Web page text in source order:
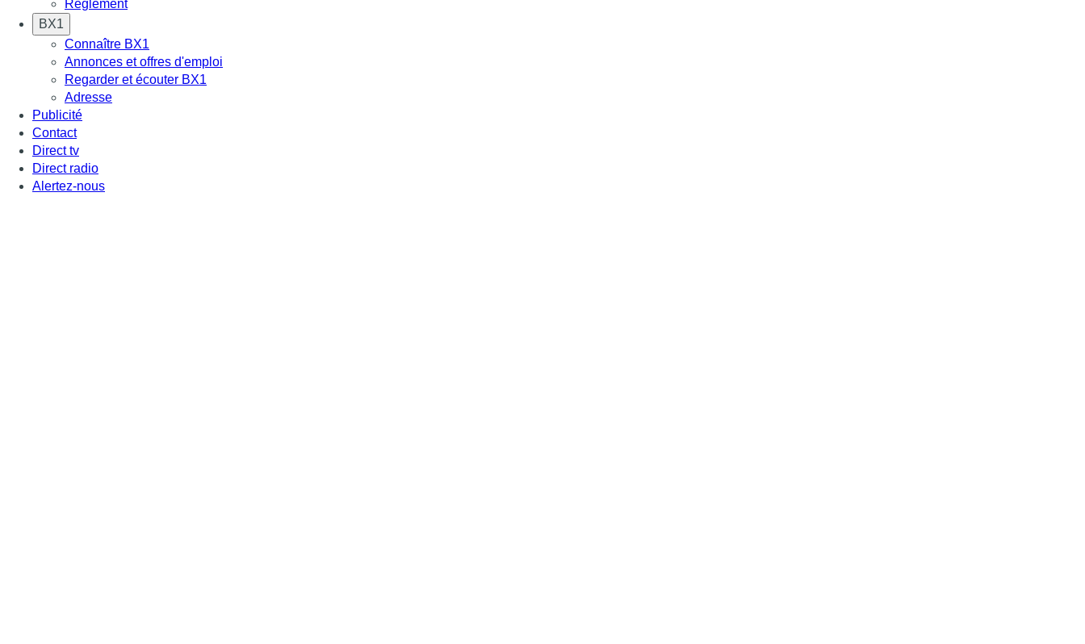
Règlement
BX1
Connaître BX1
Annonces et offres d'emploi
Regarder et écouter BX1
Adresse
Publicité
Contact
Direct tv
Direct radio
Alertez-nous